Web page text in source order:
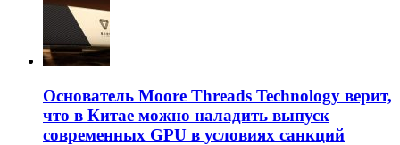
Основатель Moore Threads Technology верит,
что в Китае можно наладить выпуск
современных GPU в условиях санкций